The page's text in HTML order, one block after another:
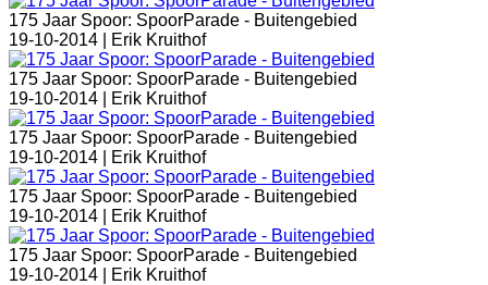
175 Jaar Spoor: SpoorParade - Buitengebied
19-10-2014 |
Erik Kruithof
175 Jaar Spoor: SpoorParade - Buitengebied
19-10-2014 |
Erik Kruithof
175 Jaar Spoor: SpoorParade - Buitengebied
19-10-2014 |
Erik Kruithof
175 Jaar Spoor: SpoorParade - Buitengebied
19-10-2014 |
Erik Kruithof
175 Jaar Spoor: SpoorParade - Buitengebied
19-10-2014 |
Erik Kruithof